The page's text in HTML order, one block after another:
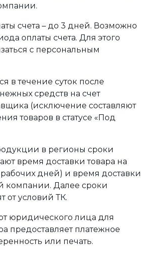
счета – до 3 дней. Возможно
оплаты счета. Для этого
с персональным
в течение суток после
средств на счет
(исключение составляют
товаров в статусе «Под
в регионы сроки
время доставки товара на
дней) и время доставки
компании. Далее сроки
от условий ТК.
юридического лица для
предоставляет платежное
или печать.